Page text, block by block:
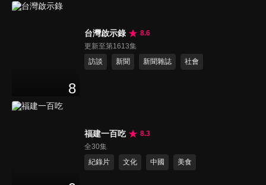
8
台灣啟示錄
8.6
更新至第1613集
訪談
新聞 新聞雜誌 社會
福建一百吃
8.3
全30集
紀錄片
文化 中國 美食